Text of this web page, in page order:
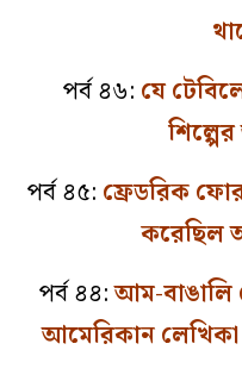
পর্ব ৪৬: যে
পর্ব ৪৫: ফ্রেডরিক
করেছিল
পর্ব ৪৪:আম-
আমেরিকান